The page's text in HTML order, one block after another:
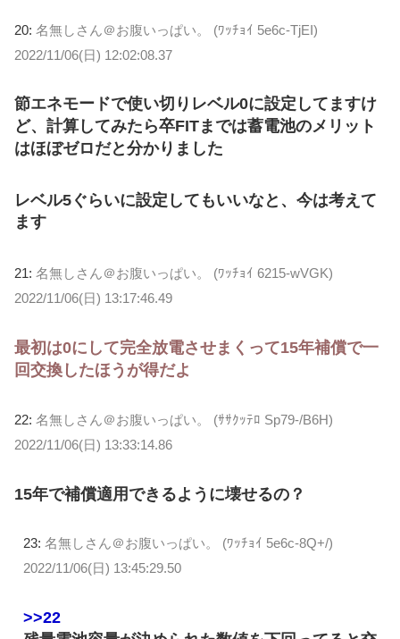
20: 名無しさん＠お腹いっぱい。 (ﾜｯﾁｮｲ 5e6c-TjEI)
2022/11/06(日) 12:02:08.37
節エネモードで使い切りレベル0に設定してますけ
ど、計算してみたら卒FITまでは蓄電池のメリット
はほぼゼロだと分かりました
レベル5ぐらいに設定してもいいなと、今は考えて
ます
21: 名無しさん＠お腹いっぱい。 (ﾜｯﾁｮｲ 6215-wVGK)
2022/11/06(日) 13:17:46.49
最初は0にして完全放電させまくって15年補償で一
回交換したほうが得だよ
22: 名無しさん＠お腹いっぱい。 (ｻｻｸｯﾃﾛ Sp79-/B6H)
2022/11/06(日) 13:33:14.86
15年で補償適用できるように壊せるの？
23: 名無しさん＠お腹いっぱい。 (ﾜｯﾁｮｲ 5e6c-8Q+/)
2022/11/06(日) 13:45:29.50
>>22